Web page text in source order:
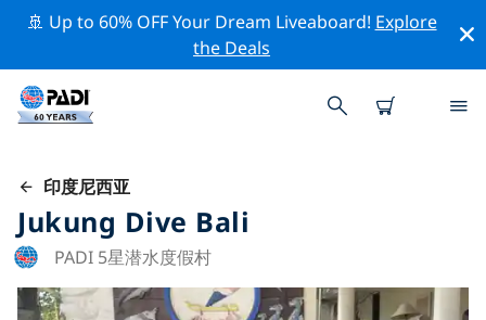
🚢 Up to 60% OFF Your Dream Liveaboard! Explore
the Deals
印度尼西亚
Jukung Dive Bali
PADI 5星潜水度假村